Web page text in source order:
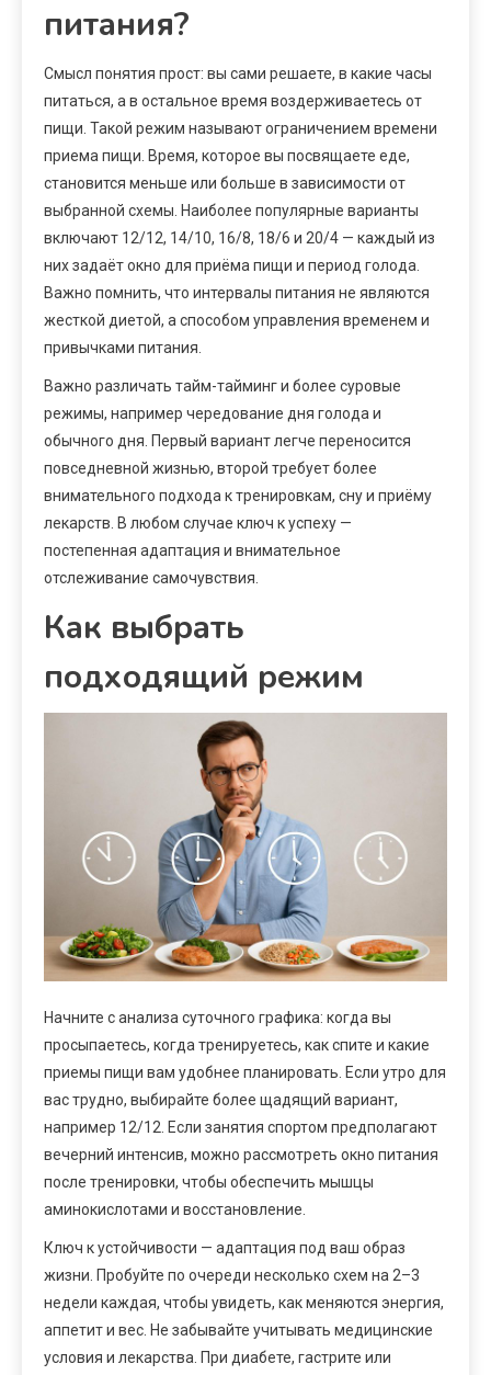
питания?
Смысл понятия прост: вы сами решаете, в какие часы
питаться, а в остальное время воздерживаетесь от
пищи. Такой режим называют ограничением времени
приема пищи. Время, которое вы посвящаете еде,
становится меньше или больше в зависимости от
выбранной схемы. Наиболее популярные варианты
включают 12/12, 14/10, 16/8, 18/6 и 20/4 — каждый из
них задаёт окно для приёма пищи и период голода.
Важно помнить, что интервалы питания не являются
жесткой диетой, а способом управления временем и
привычками питания.
Важно различать тайм-тайминг и более суровые
режимы, например чередование дня голода и
обычного дня. Первый вариант легче переносится
повседневной жизнью, второй требует более
внимательного подхода к тренировкам, сну и приёму
лекарств. В любом случае ключ к успеху —
постепенная адаптация и внимательное
отслеживание самочувствия.
Как выбрать
подходящий режим
Начните с анализа суточного графика: когда вы
просыпаетесь, когда тренируетесь, как спите и какие
приемы пищи вам удобнее планировать. Если утро для
вас трудно, выбирайте более щадящий вариант,
например 12/12. Если занятия спортом предполагают
вечерний интенсив, можно рассмотреть окно питания
после тренировки, чтобы обеспечить мышцы
аминокислотами и восстановление.
Ключ к устойчивости — адаптация под ваш образ
жизни. Пробуйте по очереди несколько схем на 2–3
недели каждая, чтобы увидеть, как меняются энергия,
аппетит и вес. Не забывайте учитывать медицинские
условия и лекарства. При диабете, гастрите или